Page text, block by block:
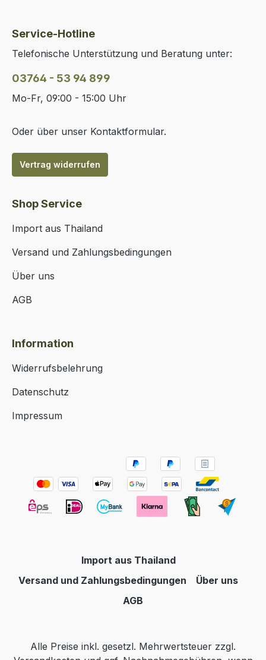
Service-Hotline
Telefonische Unterstützung und Beratung unter:
03764 - 53 94 899
Mo-Fr, 09:00 - 15:00 Uhr
Oder über unser Kontaktformular.
Vertrag widerrufen
Shop Service
Import aus Thailand
Versand und Zahlungsbedingungen
Über uns
AGB
Information
Widerrufsbelehrung
Datenschutz
Impressum
Import aus Thailand
Versand und Zahlungsbedingungen
Über uns
AGB
Alle Preise inkl. gesetzl. Mehrwertsteuer zzgl.